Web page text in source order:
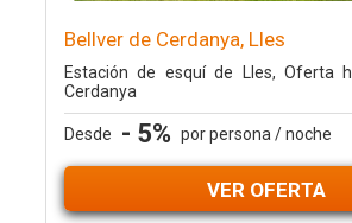
Bellver de Cerdanya, Lles
Estación de esquí de Lles, Oferta
Cerdanya
Desde - 5% por persona / noche
VER OFERTA